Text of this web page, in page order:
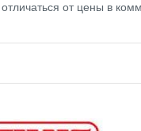
от цены в